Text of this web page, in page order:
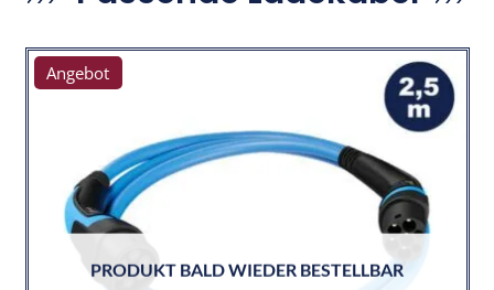
Angebot
PRODUKT BALD WIEDER BESTELLBAR